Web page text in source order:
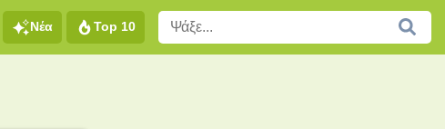
Νέα Top 10